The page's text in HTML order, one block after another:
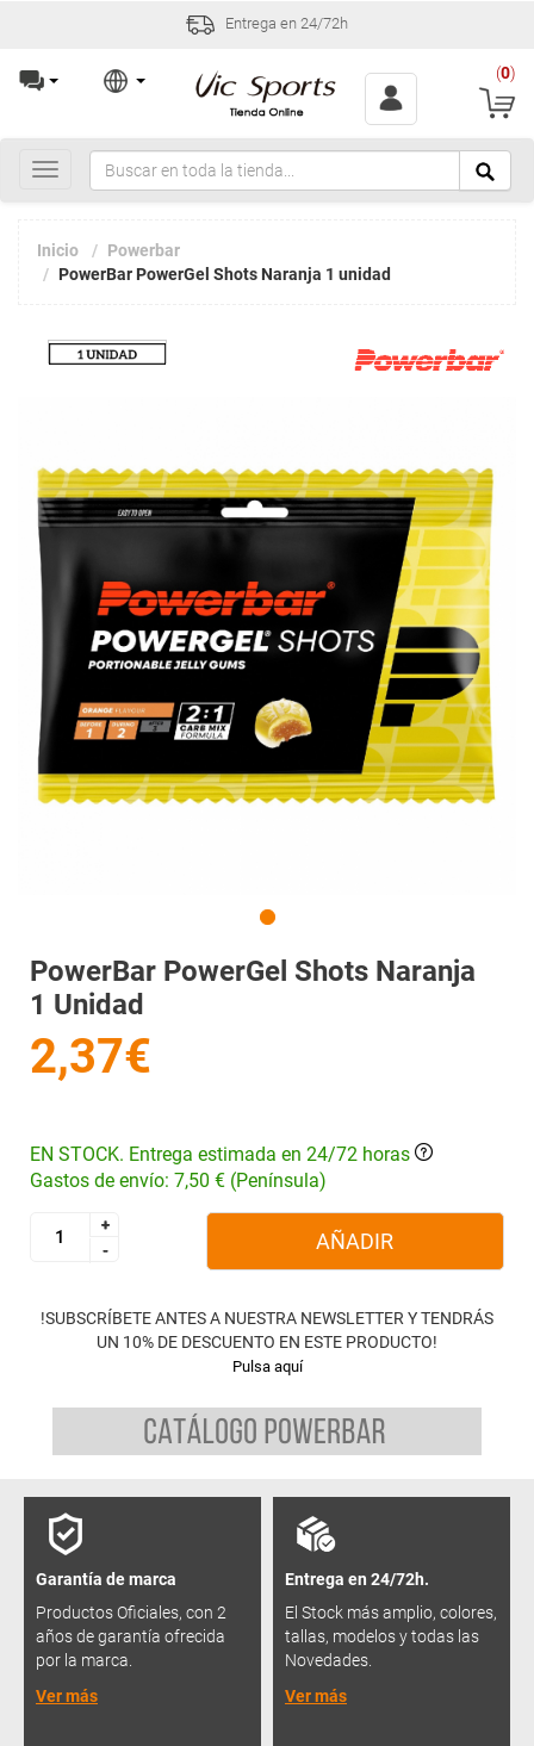
Entrega en 24/72h
(0)
Toggle
navigation
Inicio
Powerbar
PowerBar PowerGel Shots Naranja 1 unidad
PowerBar PowerGel Shots Naranja
1 Unidad
2,37€
EN STOCK. Entrega estimada en 24/72 horas
Gastos de envío: 7,50 € (Península)
+
-
+
-
AÑADIR
!SUBSCRÍBETE ANTES A NUESTRA NEWSLETTER Y TENDRÁS
UN 10% DE DESCUENTO EN ESTE PRODUCTO!
Pulsa aquí
Garantía de marca
Productos Oficiales, con 2
años de garantía ofrecida
por la marca.
Ver más
Entrega en 24/72h.
El Stock más amplio, colores,
tallas, modelos y todas las
Novedades.
Ver más